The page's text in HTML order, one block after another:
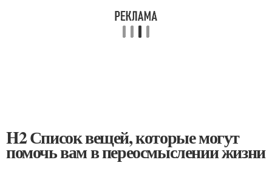
H2 Список вещей, которые могут
помочь вам в переосмыслении жизни